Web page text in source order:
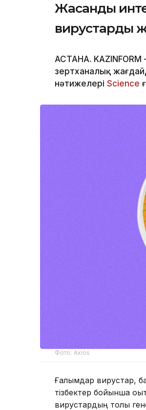
Жасанды
вирустарды
АСТАНА. KAZINFORM
зертханалық
нәтижелері Science
Фото: Axios
Ғалымдар вирустар,
тізбектер бойынша
вирустардың толық